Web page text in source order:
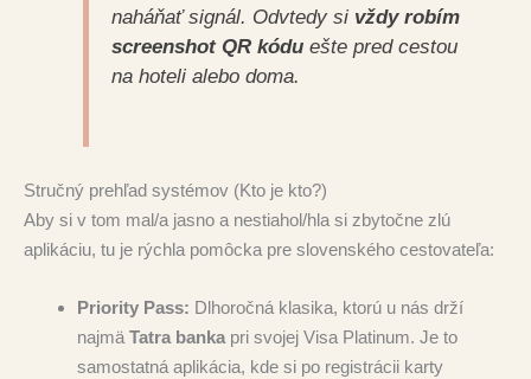
naháňať signál. Odvtedy si vždy robím
screenshot QR kódu ešte pred cestou
na hoteli alebo doma.
Stručný prehľad systémov (Kto je kto?)
Aby si v tom mal/a jasno a nestiahol/hla si zbytočne zlú
aplikáciu, tu je rýchla pomôcka pre slovenského cestovateľa:
Priority Pass: Dlhoročná klasika, ktorú u nás drží
najmä Tatra banka pri svojej Visa Platinum. Je to
samostatná aplikácia, kde si po registrácii karty